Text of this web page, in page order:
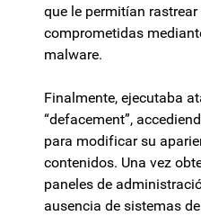
que le permitían
comprometidas
malware.
Finalmente, ejecutaba
“defacement”,
para modificar su
contenidos. Una vez
paneles de
ausencia de sistemas